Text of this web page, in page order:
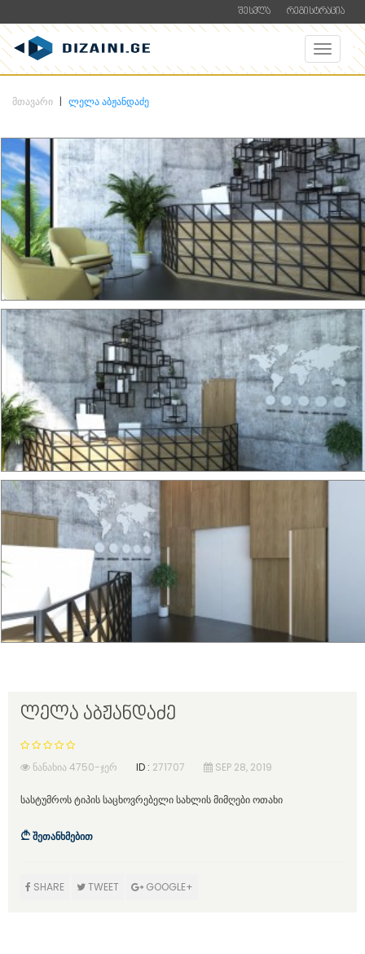
ᲨᲔᲡᲕᲚᲐ ᲠᲔᲒᲘᲡᲢᲠᲐᲪᲘᲐ
ᲛᲗᲐᲕᲐᲠᲘ ᲚᲔᲚᲐ ᲐᲑᲟᲐᲜᲓᲐᲫᲔ
ლელა აბჟანდაძე
ᲜᲐᲜᲐᲮᲘᲐ 4750-ᲯᲔᲠ ID : 271707 SEP 28, 2019
სასტუმროს ტიპის საცხოვრებელი სახლის მიმღები ოთახი
შეთანხმებით
SHARE TWEET GOOGLE+